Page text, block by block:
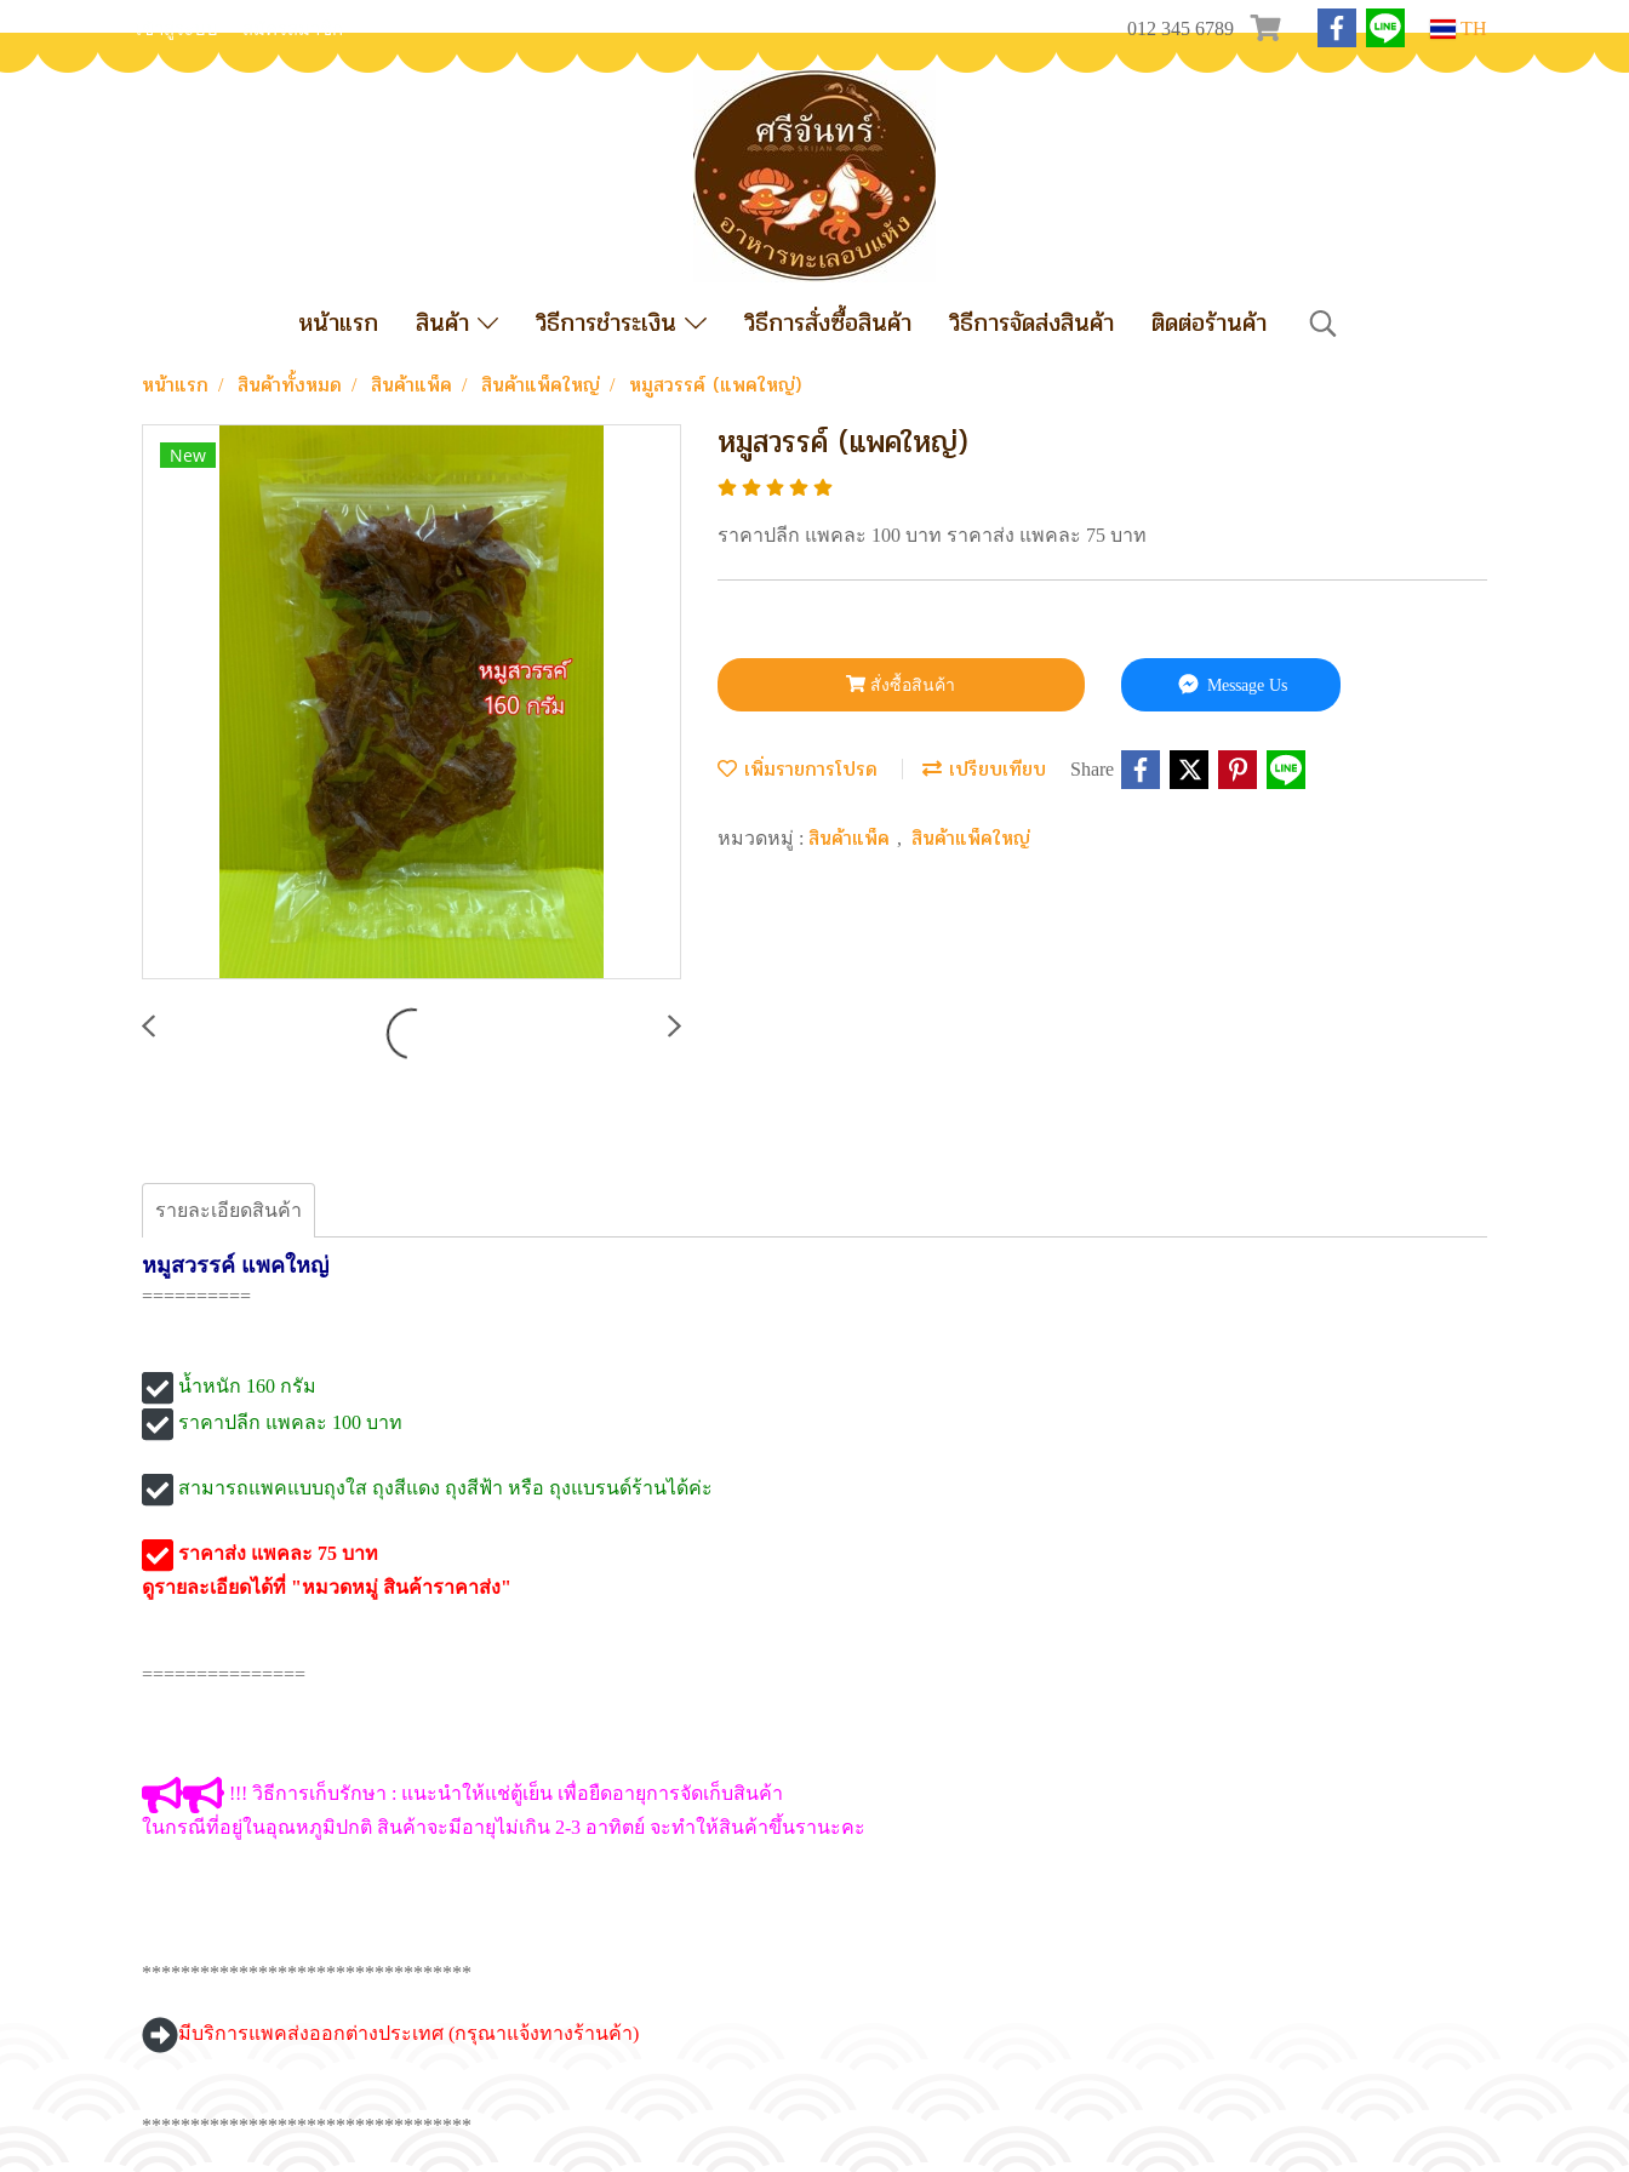
เข้าสู่ระบบ สมัครสมาชิก 012 345 6789 TH
หน้าแรก สินค้า วิธีการชำระเงิน วิธีการสั่งซื้อสินค้า วิธีการจัดส่งสินค้า ติดต่อร้านค้า
หน้าแรก สินค้าทั้งหมด สินค้าแพ็ค สินค้าแพ็คใหญ่ หมูสวรรค์ (แพคใหญ่)
New หมูสวรรค์ (แพคใหญ่)
ราคาปลีก แพคละ 100 บาท ราคาส่ง แพคละ 75 บาท
สั่งซื้อสินค้า Message Us
เพิ่มรายการโปรด เปรียบเทียบ Share
หมวดหมู่ : สินค้าแพ็ค , สินค้าแพ็คใหญ่
รายละเอียดสินค้า
หมูสวรรค์ แพคใหญ่
==========
น้ำหนัก 160 กรัม
ราคาปลีก แพคละ 100 บาท
สามารถแพคแบบถุงใส ถุงสีแดง ถุงสีฟ้า หรือ ถุงแบรนด์ร้านได้ค่ะ
ราคาส่ง แพคละ 75 บาท
ดูรายละเอียดได้ที่ "หมวดหมู่ สินค้าราคาส่ง"
===============
!!! วิธีการเก็บรักษา : แนะนำให้แช่ตู้เย็น เพื่อยืดอายุการจัดเก็บสินค้า
ในกรณีที่อยู่ในอุณหภูมิปกติ สินค้าจะมีอายุไม่เกิน 2-3 อาทิตย์ จะทำให้สินค้าขึ้นรานะคะ
**********************************
มีบริการแพคส่งออกต่างประเทศ (กรุณาแจ้งทางร้านค้า)
**********************************